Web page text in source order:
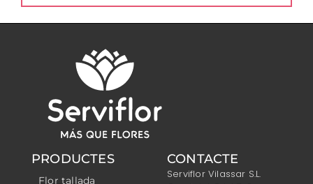
PRODUCTES
Flor tallada
CONTACTE
Serviflor Vilassar S.L.